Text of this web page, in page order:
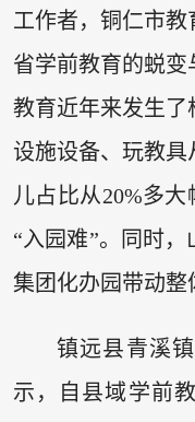
工作者，铜仁市教
省学前教育的蜕
教育近年来发生了
设施设备、玩教
儿占比从20%多
“入园难”。同时
集团化办园带动整
镇远县青溪
示，自县域学前